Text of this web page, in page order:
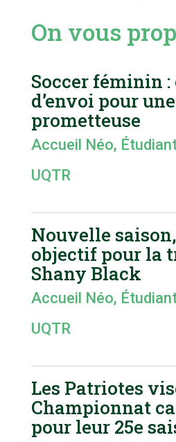
On vous
Soccer féminin :
d’envoi pour
prometteuse
Accueil Néo,
UQTR
Nouvelle
objectif pour la
Shany Black
Accueil Néo,
UQTR
Les Patriotes
Championnat
pour leur 25e